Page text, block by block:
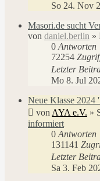
So 24. Nov
Masori.de sucht
von daniel.berlin »
0 Antworten
72254
Letzter
Mo 8. Jul
Neue Klasse
von AYA e.V. »
informiert
0 Antworten
131141
Letzter
Sa 3. Feb